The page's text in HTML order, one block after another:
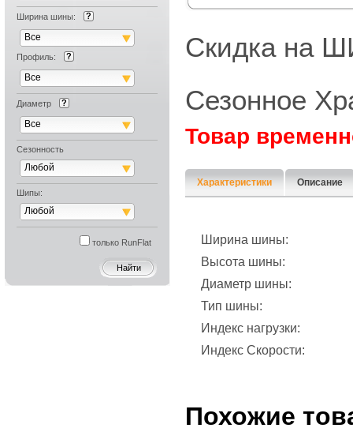
Ширина шины:
Все
Профиль:
Все
Диаметр
Все
Сезонность
Любой
Шипы:
Любой
только RunFlat
Скидка на
Сезонное
Товар
Характеристики Описание
Ширина шины:
Высота шины:
Диаметр шины:
Тип шины:
Индекс нагрузки:
Индекс Скорости:
Похожие